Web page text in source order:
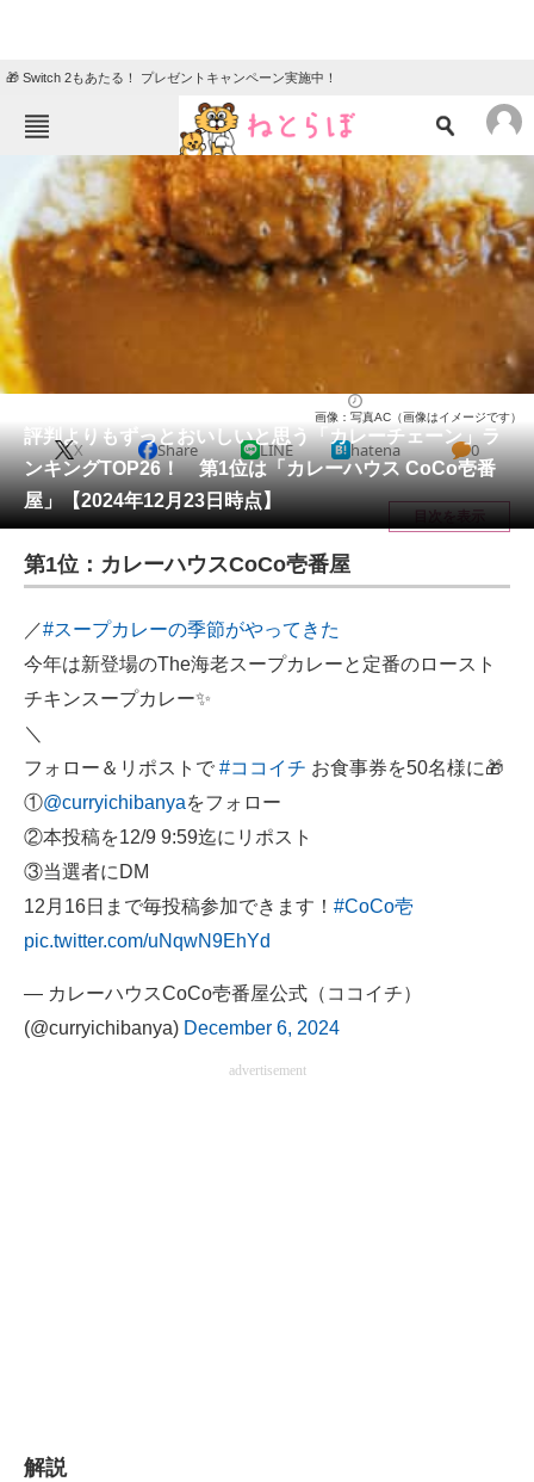
🎁 Switch 2もあたる！ プレゼントキャンペーン実施中！
ねとらぼメニュー
ニュース
エンタメ クイズ
グルメ 地域
住まい
動物 リサーチ
会員記事
メディア
注目記事を集めた総合ページ
ITの今と未来を見通す
スマホと通信の最新トレンド
進化するPCとデバイスの未来
AI活用のいまが分かる
経営リーダーのコミュニティ
マーケ×ITの今がよく分かる
建設×テクノロジーの最前線
評判よりもずっとおいしいと思う「カレーチェーン」ラ
ンキングTOP26！ 第1位は「カレーハウス CoCo壱番
屋」【2024年12月23日時点】
画像：写真AC（画像はイメージです）
X Share LINE hatena 0
目次を表示
第1位：カレーハウスCoCo壱番屋
／#スープカレーの季節がやってきた
今年は新登場のThe海老スープカレーと定番のロースト
チキンスープカレー✨
＼
フォロー＆リポストで #ココイチ お食事券を50名様に🎁
①@curryichibanyaをフォロー
②本投稿を12/9 9:59迄にリポスト
③当選者にDM
12月16日まで毎投稿参加できます！ #CoCo壱
pic.twitter.com/uNqwN9EhYd
— カレーハウスCoCo壱番屋公式（ココイチ）
(@curryichibanya) December 6, 2024
advertisement
解説